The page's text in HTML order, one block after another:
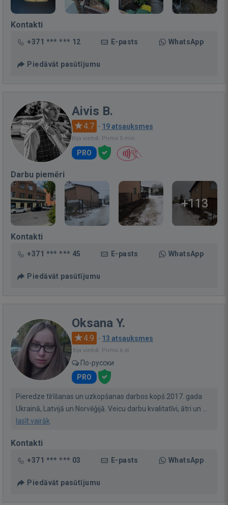
Kontakti
+371 *** *** 12 E-pasts WhatsApp
Piedāvāt pasūtījumu
Aivis B.
4.7 · 19 atsauksmes
Bija vietnē: Pirms 5 min.
PRO
Darbu piemēri
+113
Kontakti
+371 *** *** 45 E-pasts WhatsApp
Piedāvāt pasūtījumu
Oksana Y.
4.9 · 13 atsauksmes
Bija vietnē: Pirms 6 st.
По-русски
PRO
Pieredze tīrīšanas un uzkopšanas darbos kopš 2017. gada
Ukrainā, Latvijā un Norvēģijā. Veicu darbu kvalitatīvi, ātri un ...
lasīt vairāk
Kontakti
+371 *** *** 03 E-pasts WhatsApp
Piedāvāt pasūtījumu